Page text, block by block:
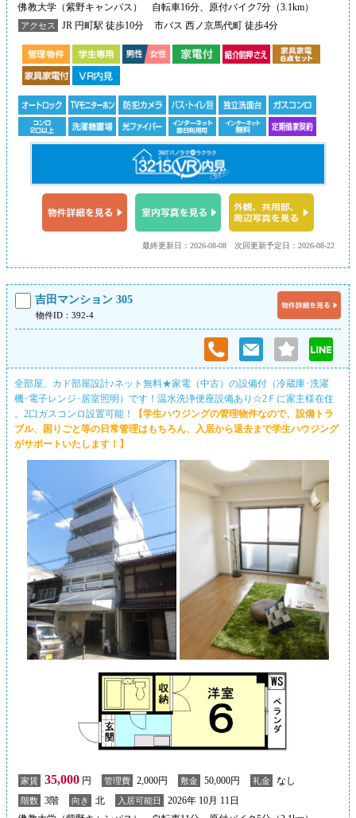
佛教大学（紫野キャンパス） 自転車16分、原付バイク7分（3.1km）
アクセス JR 円町駅 徒歩10分 市バス 西ノ京馬代町 徒歩4分
次回更新予定日：2026-08-22
最終更新日：2026-08-08
吉田マンション 305
物件ID：392-4
全部屋、カド部屋設計♪ネット無料★家電（中古）の設備付（冷蔵庫･洗濯
機･電子レンジ･居室照明）です！温水洗浄便座設備あり☆2Ｆに家主様在住
。2口ガスコンロ設置可能！
【学生ハウジングの管理物件なので、設備トラ
ブル、困りごと等の日常管理はもちろん、入居から退去まで学生ハウジング
がサポートいたします！】
家賃 35,000 円 管理費 2,000円 敷金 50,000円 礼金 なし
階数 3階 向き 北 入居可能日
2026年 10月 11日